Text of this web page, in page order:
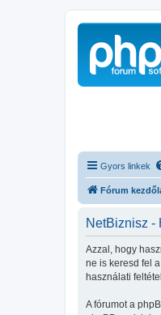
Gyors linkek
Fórum
NetBiznisz -
Azzal, hogy
ne is keresd fel
használati
A fórumot a